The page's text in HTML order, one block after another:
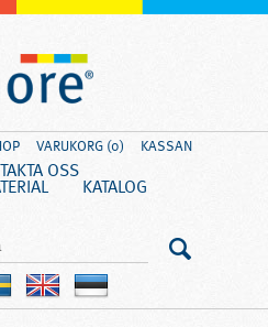
OSS
KATALOG
VARUKORG (0) KASSAN